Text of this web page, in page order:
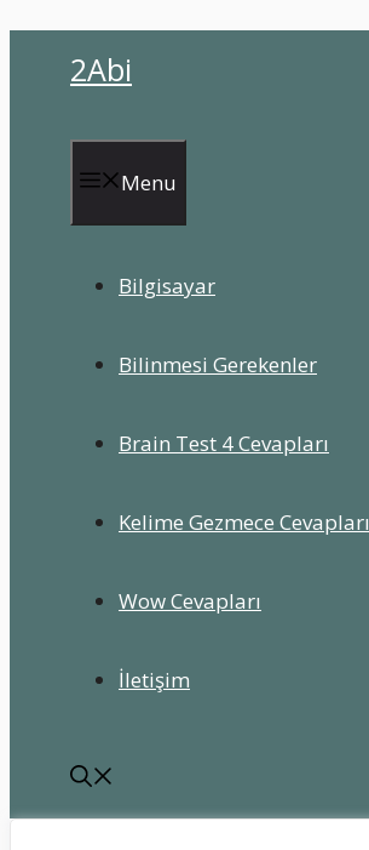
2Abi
Menu
Bilgisayar
Bilinmesi Gerekenler
Brain Test 4 Cevapları
Kelime Gezmece Cevapları
Wow Cevapları
İletişim